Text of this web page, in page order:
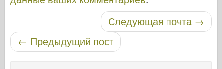
Навигация по записямСледующая почта →
← Предыдущий пост